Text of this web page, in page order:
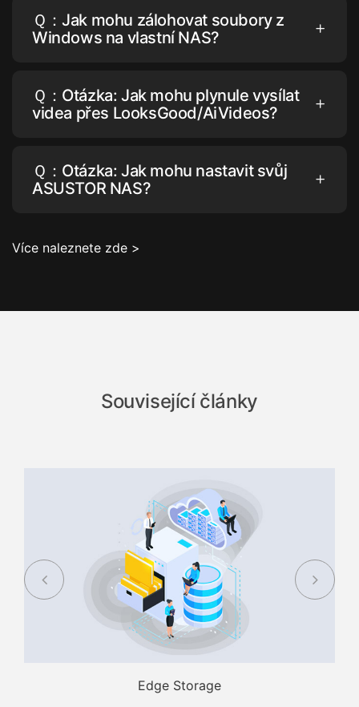
Ｑ：Jak mohu zálohovat soubory z
Windows na vlastní NAS?
Ｑ：Otázka: Jak mohu plynule vysílat
videa přes LooksGood/AiVideos?
Ｑ：Otázka: Jak mohu nastavit svůj
ASUSTOR NAS?
Více naleznete zde >
Související články
Edge Storage